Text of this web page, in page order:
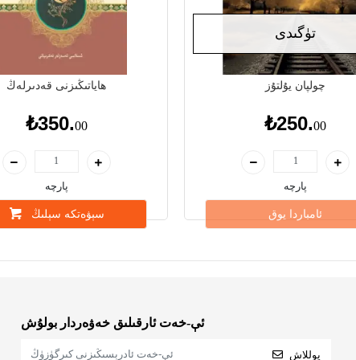
ھاياتىڭىزنى قەدىرلەڭ
₺350.00
پارچە
سېۋەتكە سېلىڭ
تۈگىدى
چولپان يۇلتۇز
₺250.00
پارچە
ئامباردا يوق
ئې-خەت ئارقىلىق خەۋەردار بولۇش
يوللاش